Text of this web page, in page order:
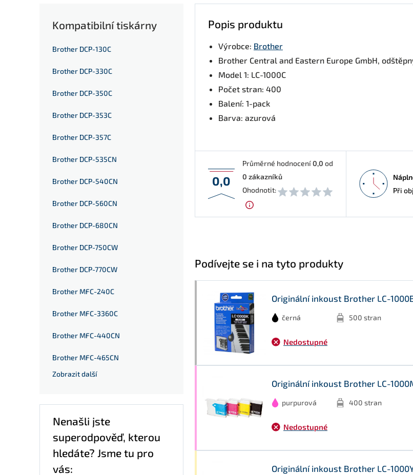
Kompatibilní tiskárny
Brother DCP-130C
Brother DCP-330C
Brother DCP-350C
Brother DCP-353C
Brother DCP-357C
Brother DCP-535CN
Brother DCP-540CN
Brother DCP-560CN
Brother DCP-680CN
Brother DCP-750CW
Brother DCP-770CW
Brother MFC-240C
Brother MFC-3360C
Brother MFC-440CN
Brother MFC-465CN
Zobrazit další
Nenašli jste
superodpověď, kterou
hledáte? Jsme tu pro
vás:
Popis produktu
Výrobce: Brother
Brother Central and Eastern Europe GmbH,
Model 1: LC-1000C
Počet stran: 400
Balení: 1-pack
Barva: azurová
0,0
Průměrné hodnocení0,0 od
0 zákazníků
Ohodnotit:
Při
Podívejte se i na tyto produkty
Originální inkoust Brother LC-
černá 500 stran
Nedostupné
Originální inkoust Brother LC-
purpurová 400 stran
Nedostupné
Originální inkoust Brother LC-